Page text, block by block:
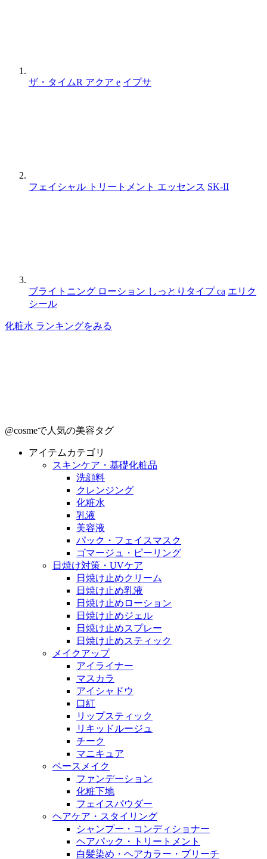
ザ・タイムR アクア e イプサ
フェイシャル トリートメント エッセンス SK-II
ブライトニング ローション しっとりタイプ ca エリク
シール
化粧水 ランキングをみる
@cosmeで人気の美容タグ
アイテムカテゴリ
スキンケア・基礎化粧品
洗顔料
クレンジング
化粧水
乳液
美容液
パック・フェイスマスク
ゴマージュ・ピーリング
日焼け対策・UVケア
日焼け止めクリーム
日焼け止め乳液
日焼け止めローション
日焼け止めジェル
日焼け止めスプレー
日焼け止めスティック
メイクアップ
アイライナー
マスカラ
アイシャドウ
口紅
リップスティック
リキッドルージュ
チーク
マニキュア
ベースメイク
ファンデーション
化粧下地
フェイスパウダー
ヘアケア・スタイリング
シャンプー・コンディショナー
ヘアパック・トリートメント
白髪染め・ヘアカラー・ブリーチ